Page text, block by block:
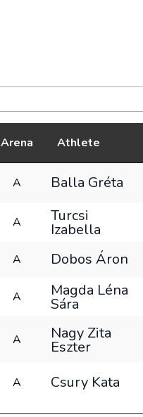
Arena Athlete
A Balla Gréta
A Turcsi
Izabella
A Dobos Áron
A Magda Léna
Sára
A Nagy Zita
Eszter
A Csury Kata